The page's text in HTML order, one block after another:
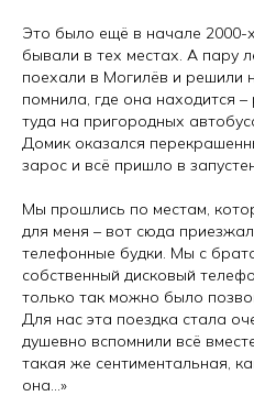
Это было ещё в начале 2000-
бывали в тех местах. А пару
поехали в Могилёв и решили
помнила, где она находится
туда на пригородных
Домик оказался
зарос и всё пришло в
Мы прошлись по местам,
для меня – вот сюда
телефонные будки. Мы с
собственный дисковый
только так можно было
Для нас эта поездка стала
душевно вспомнили всё
такая же сентиментальная,
она…»